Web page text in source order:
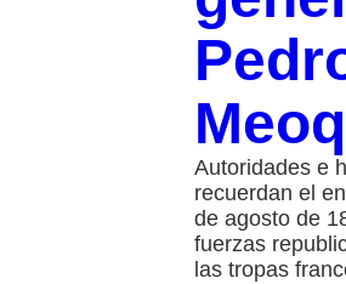
Autoridades e
recuerdan el
de agosto de
fuerzas
las tropas